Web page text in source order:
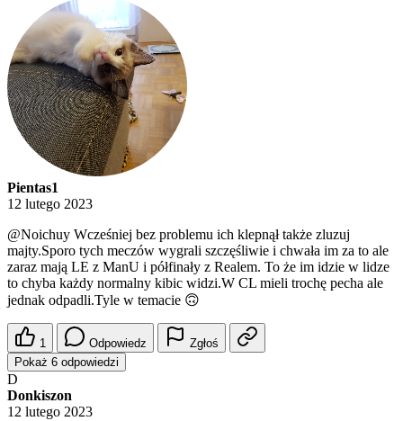
Pientas1
12 lutego 2023
@Noichuy Wcześniej bez problemu ich klepnął także zluzuj
majty.Sporo tych meczów wygrali szczęśliwie i chwała im za to ale
zaraz mają LE z ManU i półfinały z Realem. To że im idzie w lidze
to chyba każdy normalny kibic widzi.W CL mieli trochę pecha ale
jednak odpadli.Tyle w temacie 🙃
1 Odpowiedz
Zgłoś
Pokaż 6 odpowiedzi
D
Donkiszon
12 lutego 2023